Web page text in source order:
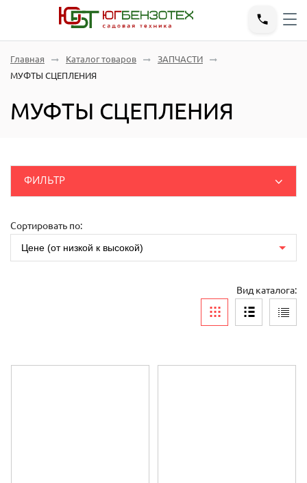
Главная Каталог товаров
ЗАПЧАСТИ
МУФТЫ СЦЕПЛЕНИЯ
МУФТЫ СЦЕПЛЕНИЯ
ДВИГАТЕЛИ
Шпатель-грабли
ЗАПЧАСТИ ГЕНЕРАТОР
ФИЛЬТР
Сортировать по:
Цене (от низкой к высокой)
Вид каталога: